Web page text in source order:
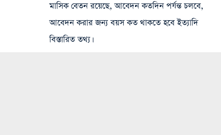
মাসিক বেতন রয়েছে, আবেদন কতদিন পর্যন্ত চলবে,
আবেদন করার জন্য বয়স কত থাকতে হবে ইত্যাদি
বিস্তারিত তথ্য।